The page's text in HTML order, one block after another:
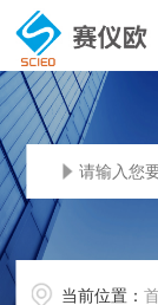
当前位置：